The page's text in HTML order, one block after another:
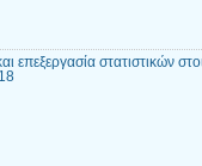
επεξεργασία στατιστικών